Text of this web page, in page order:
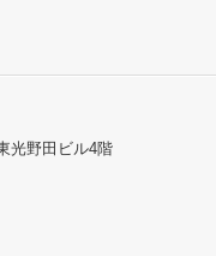
光野田ビル4階